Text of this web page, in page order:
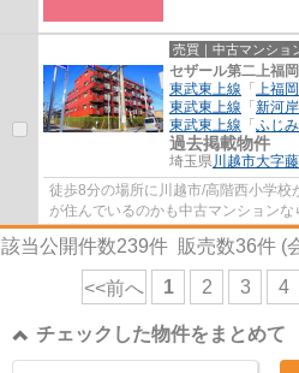
売買｜中古マンショ
セザール第二上福岡
東武東上線 「 上福岡
東武東上線 「 新河岸
東武東上線 「 ふじ
過去掲載物件
埼玉県川越市大字
徒歩8分の場所に川越市/高階西小学校
が住んでいるのかも中古マンション
なら、汚れが付きにくいので安心でき
該当公開件数239件 販売数36件 (
<<前へ 1 2 3 4
チェックした物件をまとめて